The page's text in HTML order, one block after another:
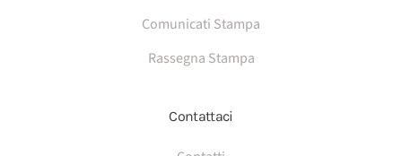
Comunicati Stampa
Rassegna Stampa
Contattaci